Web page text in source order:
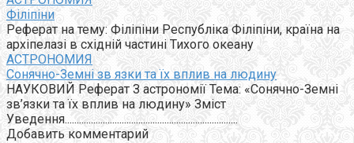
Філіпіни
Реферат на тему: Філіпіни Республіка Філіпіни, країна на
архіпелазі в східній частині Тихого океану
АСТРОНОМИЯ
Сонячно-Земні зв язки та їх вплив на людину
НАУКОВИЙ Реферат З астрономії Тема: «Сонячно-Земні
зв’язки та їх вплив на людину» Зміст
Уведення.........................................................................
Добавить комментарий